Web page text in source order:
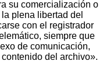
su comercialización o
plena libertad del
con el registrador
siempre que
de comunicación,
del archivo».